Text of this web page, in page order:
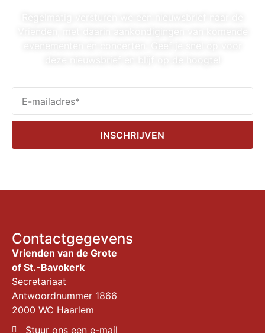
INSCHRIJVEN
Contactgegevens
Vrienden van de Grote
of St.-Bavokerk
Secretariaat
Antwoordnummer 1866
2000 WC Haarlem
Stuur ons een e-mail